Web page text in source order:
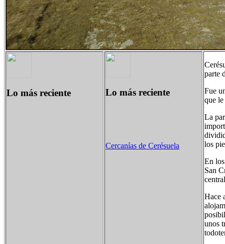
Lo más reciente Lo más reciente
Cercanías de Cerésuela
parte
Fue
que
La
los
En
San
Hace
unos